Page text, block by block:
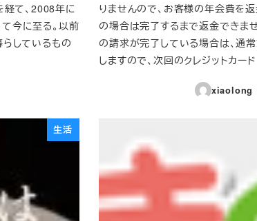
経て、2008年に
今に至る。以前
しているもの
りませんので、お客様の年会費を
の場合は完了するまで返金できま
の請求が完了している場合は、通
しますので、次回のクレジットカー
xiaolong
生活